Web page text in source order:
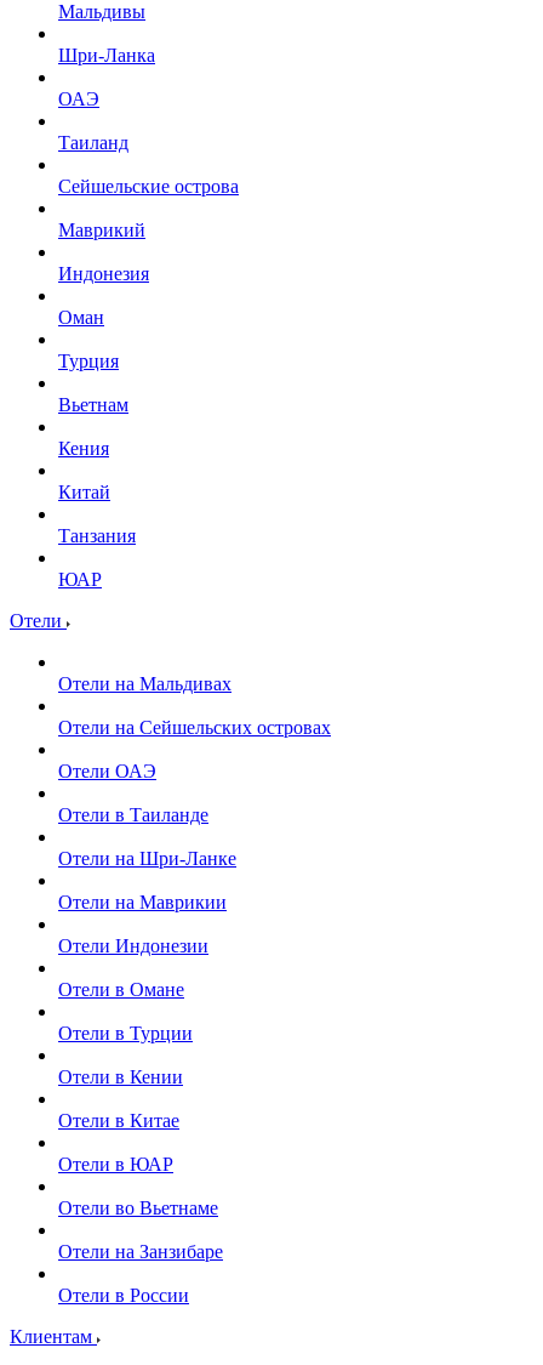
Мальдивы
Шри-Ланка
ОАЭ
Таиланд
Сейшельские острова
Маврикий
Индонезия
Оман
Турция
Вьетнам
Кения
Китай
Танзания
ЮАР
Отели
Отели на Мальдивах
Отели на Сейшельских островах
Отели ОАЭ
Отели в Таиланде
Отели на Шри-Ланке
Отели на Маврикии
Отели Индонезии
Отели в Омане
Отели в Турции
Отели в Кении
Отели в Китае
Отели в ЮАР
Отели во Вьетнаме
Отели на Занзибаре
Отели в России
Клиентам